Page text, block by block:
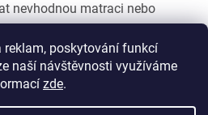
reklam, poskytování funkcí
naší návštěvnosti využíváme
zde.
nevhodnou matraci nebo